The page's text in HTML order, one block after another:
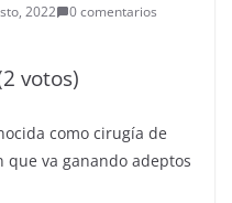
2022
0 comentarios
votos)
como cirugía de
va ganando adeptos